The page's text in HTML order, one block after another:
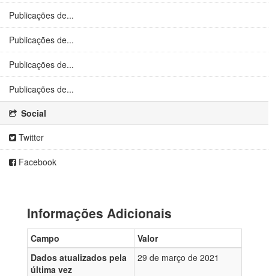
Publicações de...
Publicações de...
Publicações de...
Publicações de...
Social
Twitter
Facebook
Informações Adicionais
Campo
Valor
Dados atualizados pela
última vez
29 de março de 2021